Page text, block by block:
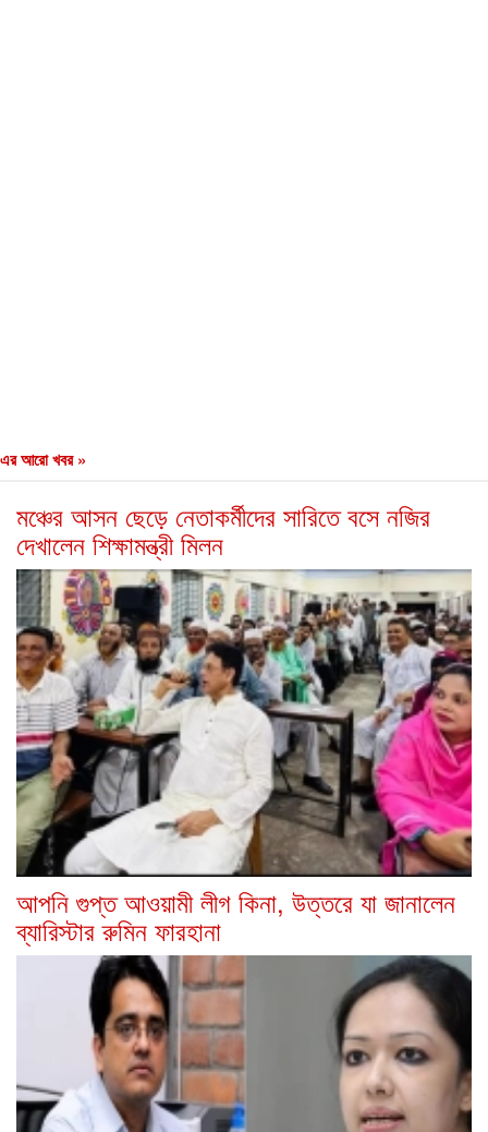
এর আরো খবর »
মঞ্চের আসন ছেড়ে নেতাকর্মীদের সারিতে বসে নজির
দেখালেন শিক্ষামন্ত্রী মিলন
আপনি গুপ্ত আওয়ামী লীগ কিনা, উত্তরে যা জানালেন
ব্যারিস্টার রুমিন ফারহানা